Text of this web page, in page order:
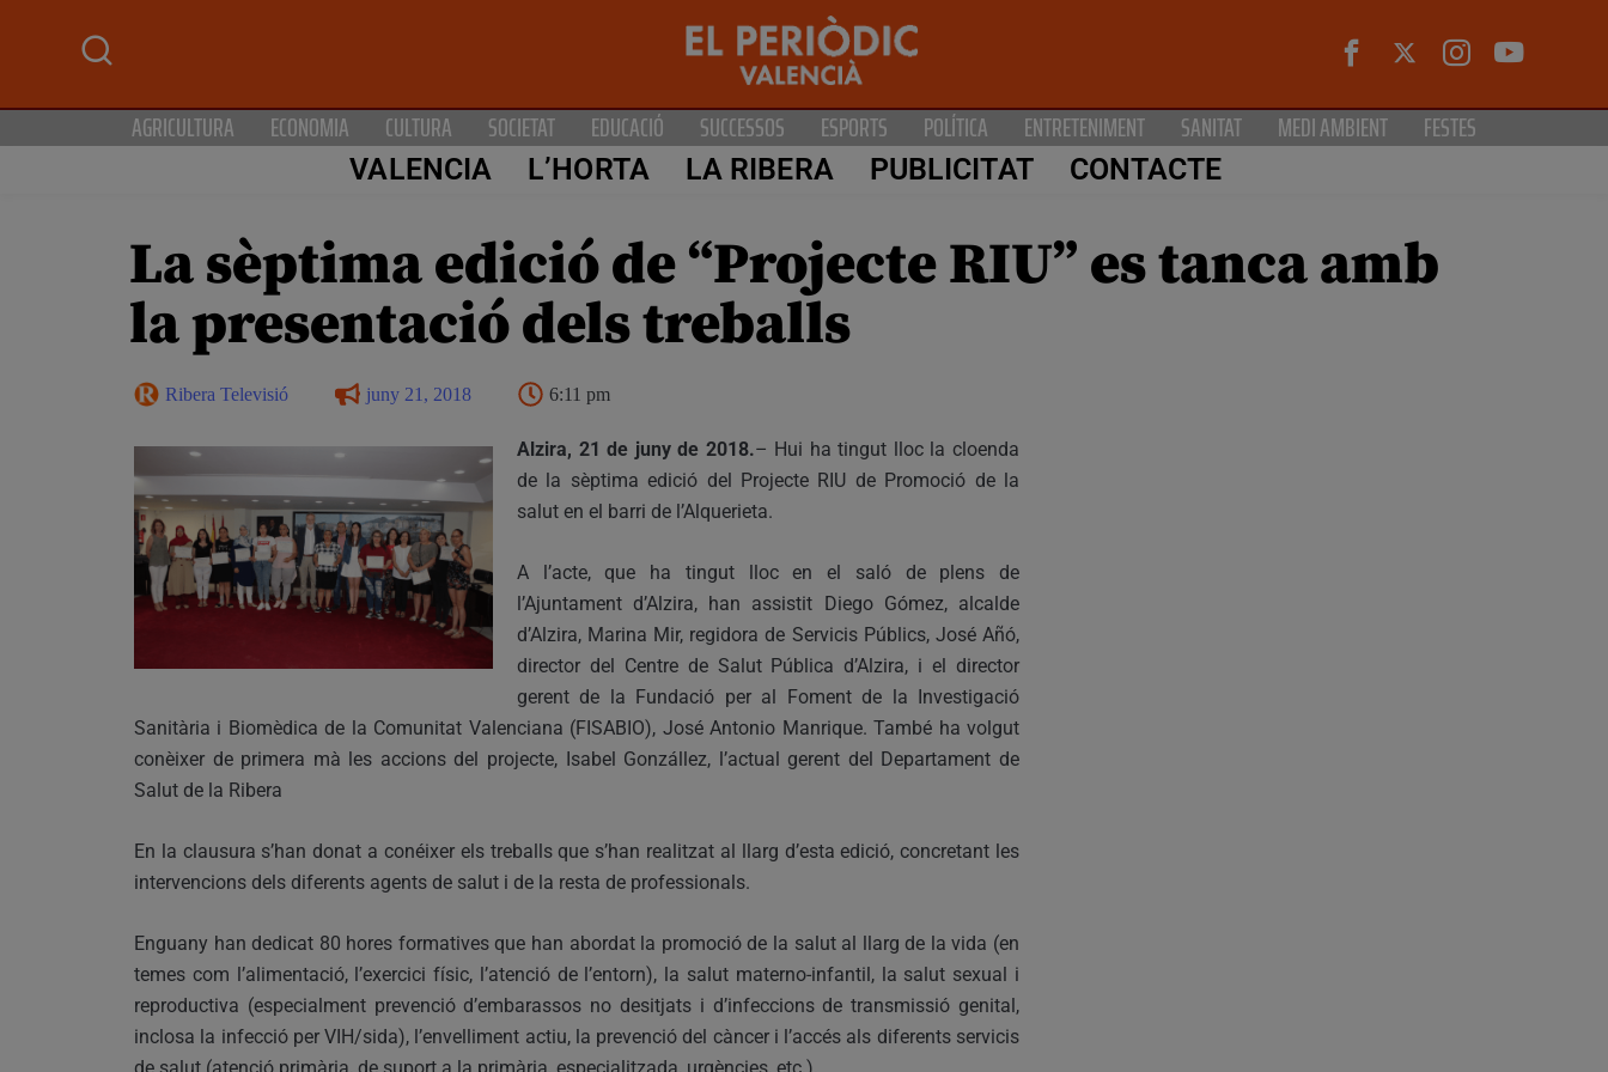
AGRICULTURA ECONOMIA CULTURA SOCIETAT EDUCACIÓ SUCCESSOS ESPORTS POLÍTICA ENTRETENIMENT SANITAT MEDI AMBIENT FESTES
VALENCIA L’HORTA LA RIBERA PUBLICITAT CONTACTE
La sèptima edició de “Projecte RIU” es tanca amb
la presentació dels treballs
Ribera Televisió juny 21, 2018 6:11 pm
Alzira, 21 de juny de 2018.– Hui ha tingut lloc la cloenda
de la sèptima edició del Projecte RIU de Promoció de la
salut en el barri de l’Alquerieta.
A l’acte, que ha tingut lloc en el saló de plens de
l’Ajuntament d’Alzira, han assistit Diego Gómez, alcalde
d’Alzira, Marina Mir, regidora de Servicis Públics, José Añó,
director del Centre de Salut Pública d’Alzira, i el director
gerent de la Fundació per al Foment de la Investigació
Sanitària i Biomèdica de la Comunitat Valenciana (FISABIO), José Antonio Manrique. També ha volgut
conèixer de primera mà les accions del projecte, Isabel Gonzállez, l’actual gerent del Departament de
Salut de la Ribera
En la clausura s’han donat a conéixer els treballs que s’han realitzat al llarg d’esta edició, concretant les
intervencions dels diferents agents de salut i de la resta de professionals.
Enguany han dedicat 80 hores formatives que han abordat la promoció de la salut al llarg de la vida (en
temes com l’alimentació, l’exercici físic, l’atenció de l’entorn), la salut materno-infantil, la salut sexual i
reproductiva (especialment prevenció d’embarassos no desitjats i d’infeccions de transmissió genital,
inclosa la infecció per VIH/sida), l’envelliment actiu, la prevenció del càncer i l’accés als diferents servicis
de salut (atenció primària, de suport a la primària, especialitzada, urgències, etc.).